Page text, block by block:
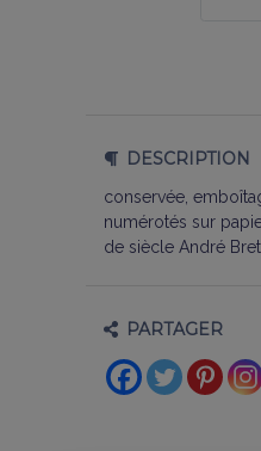
DESCRIPTION
conservée,
numérotés sur
de siècle André
PARTAGER